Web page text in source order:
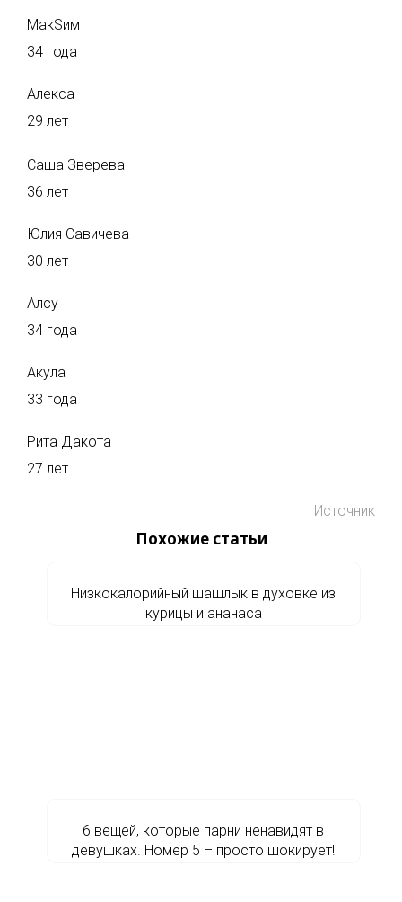
МакSим
34 года
Алекса
29 лет
Саша Зверева
36 лет
Юлия Савичева
30 лет
Алсу
34 года
Акула
33 года
Рита Дакота
27 лет
Источник
Похожие статьи
Низкокалорийный шашлык в духовке из
курицы и ананаса
6 вещей, которые парни ненавидят в
девушках. Номер 5 – просто шокирует!